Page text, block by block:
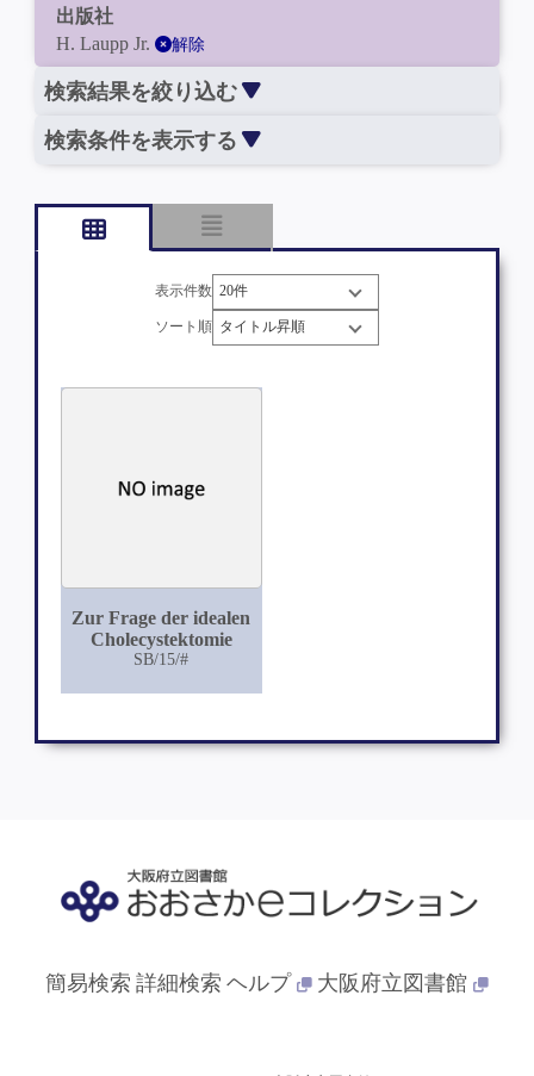
出版社
H. Laupp Jr.
解除
検索結果を絞り込む
検索条件を表示する
表示件数
ソート順
Zur Frage der idealen
Cholecystektomie
SB/15/#
簡易検索 詳細検索 ヘルプ 大阪府立図書館